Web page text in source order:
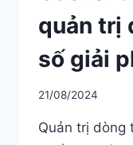
quản trị
số giải
21/08/2024
Quản trị dòng